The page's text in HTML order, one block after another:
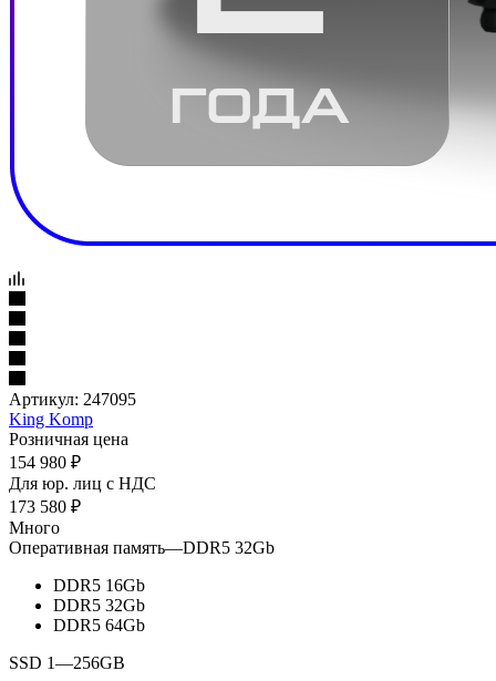
Артикул: 247095
King Komp
Розничная цена
154 980 ₽
Для юр. лиц c НДС
173 580 ₽
Много
Оперативная память—DDR5 32Gb
DDR5 16Gb
DDR5 32Gb
DDR5 64Gb
SSD 1—256GB